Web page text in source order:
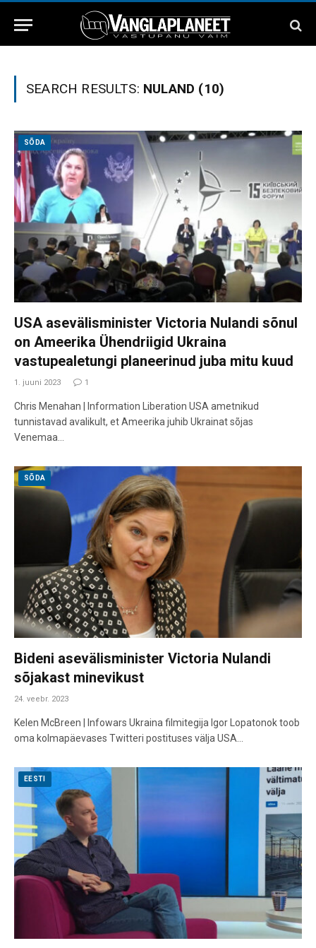
SEARCH RESULTS: NULAND (10)
SÕDA
USA asevälisminister Victoria Nulandi sõnul
on Ameerika Ühendriigid Ukraina
vastupealetungi planeerinud juba mitu kuud
1. juuni 2023 1
Chris Menahan | Information Liberation USA ametnikud
tunnistavad avalikult, et Ameerika juhib Ukrainat sõjas
Venemaa…
SÕDA
Bideni asevälisminister Victoria Nulandi
sõjakast minevikust
24. veebr. 2023
Kelen McBreen | Infowars Ukraina filmitegija Igor Lopatonok toob
oma kolmapäevases Twitteri postituses välja USA…
EESTI